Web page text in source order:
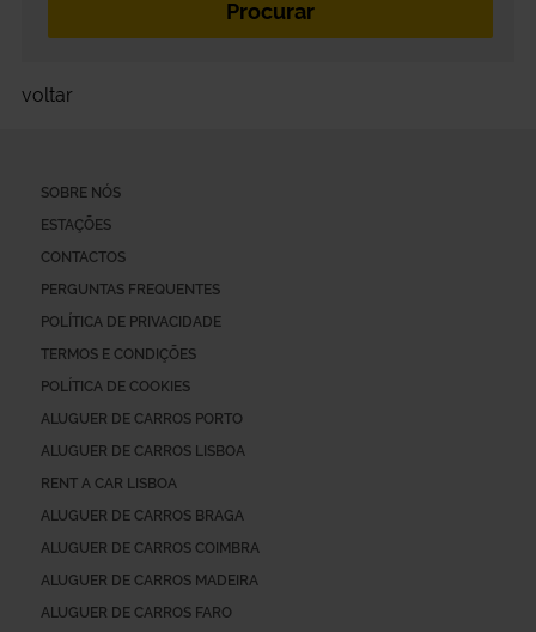
voltar
SOBRE NÓS
ESTAÇÕES
CONTACTOS
PERGUNTAS FREQUENTES
POLÍTICA DE PRIVACIDADE
TERMOS E CONDIÇÕES
POLÍTICA DE COOKIES
ALUGUER DE CARROS PORTO
ALUGUER DE CARROS LISBOA
RENT A CAR LISBOA
ALUGUER DE CARROS BRAGA
ALUGUER DE CARROS COIMBRA
ALUGUER DE CARROS MADEIRA
ALUGUER DE CARROS FARO